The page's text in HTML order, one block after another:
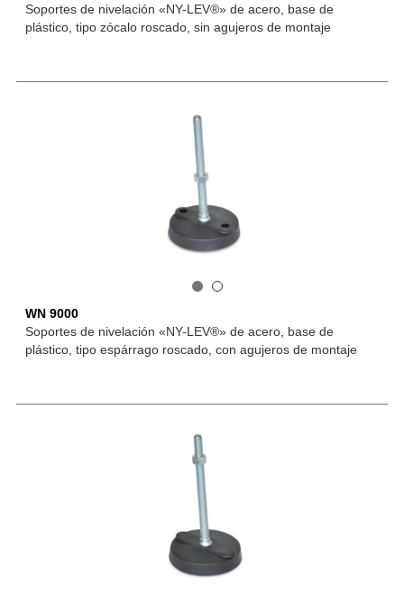
Soportes de nivelación «NY-LEV®» de acero, base de
plástico, tipo zócalo roscado, sin agujeros de montaje
WN 9000
Soportes de nivelación «NY-LEV®» de acero, base de
plástico, tipo espárrago roscado, con agujeros de montaje